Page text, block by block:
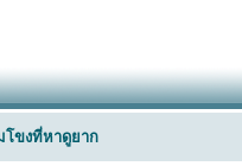
โขงที่หาดูยาก